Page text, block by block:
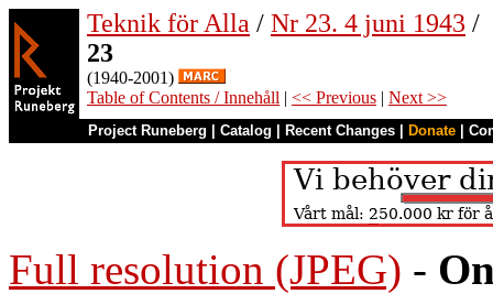
Teknik för Alla / Nr 23. 4 juni 1943 /
23
(1940-2001)
Table of Contents / Innehåll | << Previous | Next >>
Project Runeberg Catalog Recent Changes Donate
Full resolution (JPEG) -